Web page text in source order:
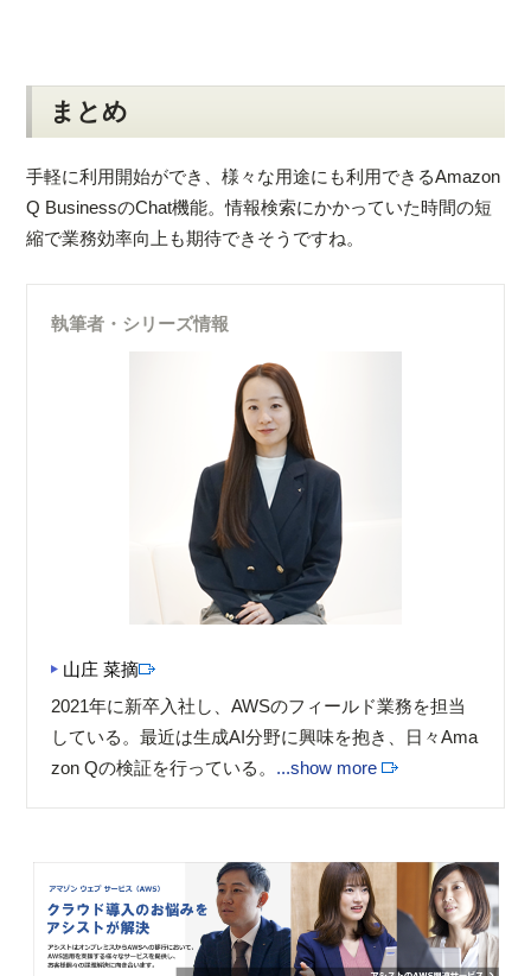
まとめ
手軽に利用開始ができ、様々な用途にも利用できるAmazon
Q BusinessのChat機能。情報検索にかかっていた時間の短
縮で業務効率向上も期待できそうですね。
執筆者・シリーズ情報
山庄 菜摘
2021年に新卒入社し、AWSのフィールド業務を担当
している。最近は生成AI分野に興味を抱き、日々Ama
zon Qの検証を行っている。 ...show more